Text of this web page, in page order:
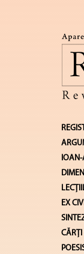
EX
CĂRŢI